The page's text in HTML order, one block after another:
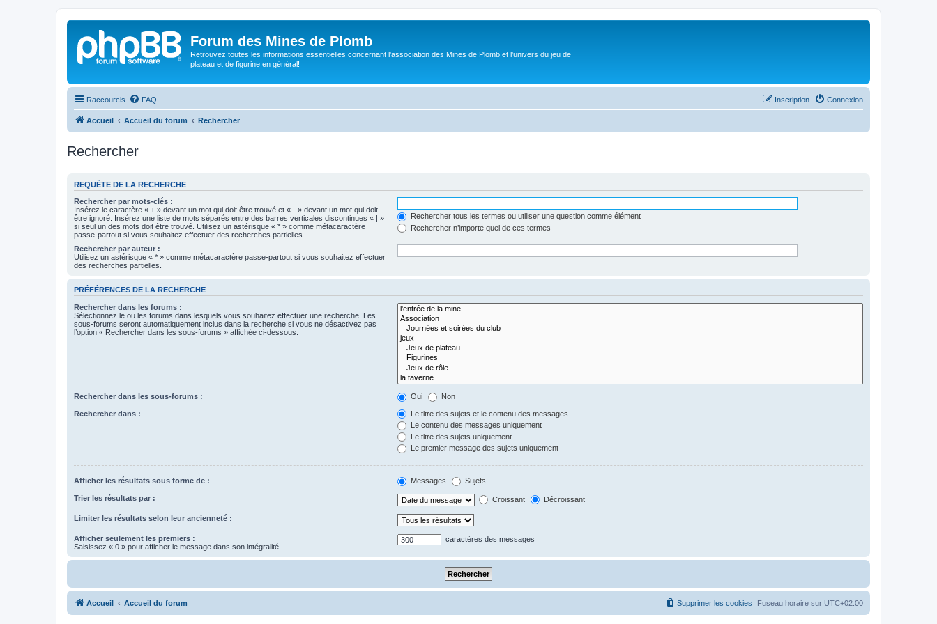
Forum des Mines de Plomb
Retrouvez toutes les informations essentielles concernant l'association des Mines de Plomb et l'univers du jeu de
plateau et de figurine en général!
Raccourcis FAQ Connexion
Inscription
Accueil Accueil du forum Rechercher
Rechercher
REQUÊTE DE LA RECHERCHE
Rechercher par mots-clés :
Insérez le caractère « + » devant un mot qui doit être trouvé et « - » devant un mot qui doit
être ignoré. Insérez une liste de mots séparés entre des barres verticales discontinues « | »
si seul un des mots doit être trouvé. Utilisez un astérisque « * » comme métacaractère
passe-partout si vous souhaitez effectuer des recherches partielles.
Rechercher tous les termes ou utiliser une question comme élément
Rechercher n’importe quel de ces termes
Rechercher par auteur :
Utilisez un astérisque « * » comme métacaractère passe-partout si vous souhaitez effectuer
des recherches partielles.
PRÉFÉRENCES DE LA RECHERCHE
Rechercher dans les forums :
Sélectionnez le ou les forums dans lesquels vous souhaitez effectuer une recherche. Les
sous-forums seront automatiquement inclus dans la recherche si vous ne désactivez pas
l’option « Rechercher dans les sous-forums » affichée ci-dessous.
Rechercher dans les sous-forums : Oui Non
Rechercher dans :
Le titre des sujets et le contenu des messages
Le contenu des messages uniquement
Le titre des sujets uniquement
Le premier message des sujets uniquement
Afficher les résultats sous forme de : Messages Sujets
Trier les résultats par : Croissant Décroissant
Limiter les résultats selon leur ancienneté :
Afficher seulement les premiers :
Saisissez « 0 » pour afficher le message dans son intégralité.
caractères des messages
Accueil Accueil du forum Fuseau horaire sur UTC+02:00
Supprimer les cookies